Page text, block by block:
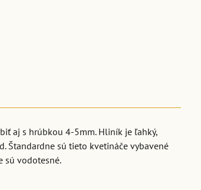
aj s hrúbkou 4-5mm. Hliník je ľahký,
Štandardne sú tieto kvetináče vybavené
sú vodotesné.